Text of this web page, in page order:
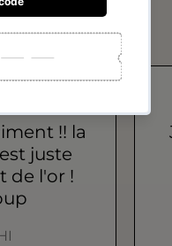
clients
!! la
juste
de l'or !